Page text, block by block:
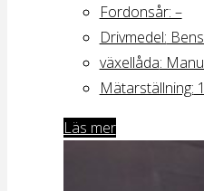
Fordonsår: –
Drivmedel:
växellåda:
Mätarställning:
Läs mer